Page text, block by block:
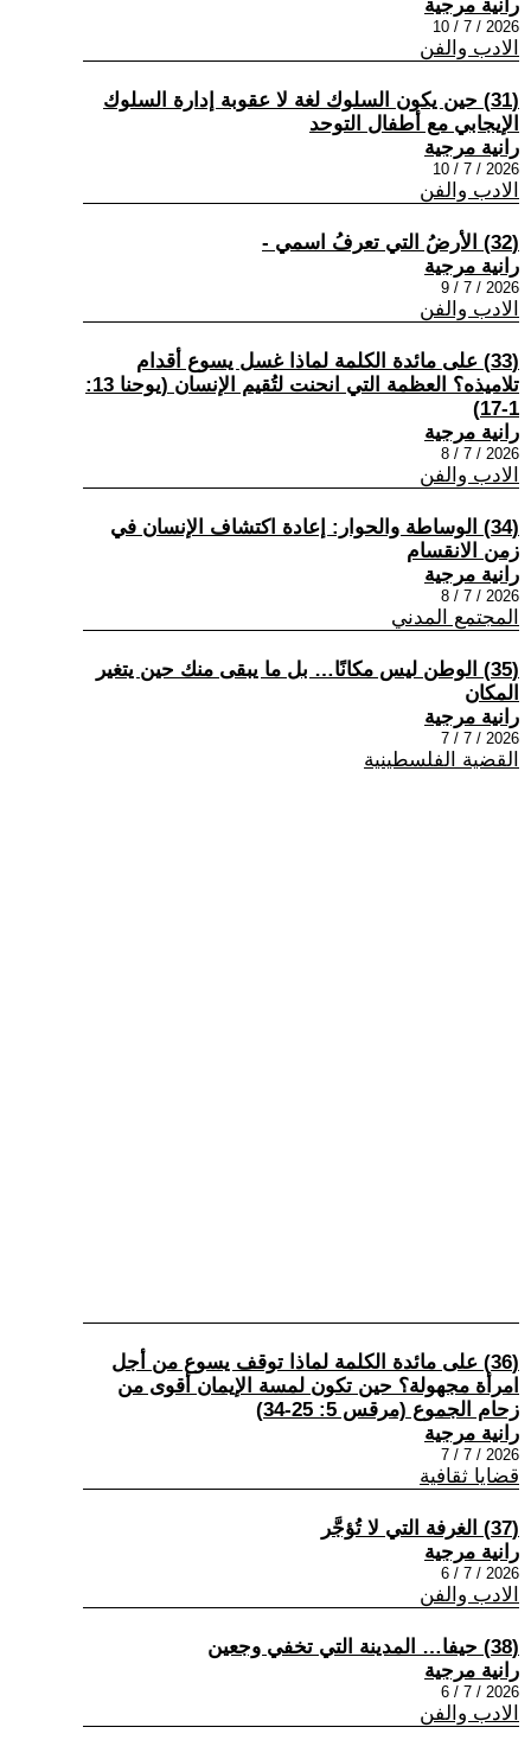
رانية مرجية
2026 / 7 / 10
الادب والفن
(31) حين يكون السلوك لغة لا عقوبة إدارة السلوك
الإيجابي مع أطفال التوحد
رانية مرجية
2026 / 7 / 10
الادب والفن
(32) الأرضُ التي تعرفُ اسمي -
رانية مرجية
2026 / 7 / 9
الادب والفن
(33) على مائدة الكلمة لماذا غسل يسوع أقدام
تلاميذه؟ العظمة التي انحنت لتُقيم الإنسان (يوحنا 13:
1-17)
رانية مرجية
2026 / 7 / 8
الادب والفن
(34) الوساطة والحوار: إعادة اكتشاف الإنسان في
زمن الانقسام
رانية مرجية
2026 / 7 / 8
المجتمع المدني
(35) الوطن ليس مكانًا… بل ما يبقى منك حين يتغير
المكان
رانية مرجية
2026 / 7 / 7
القضية الفلسطينية
(36) على مائدة الكلمة لماذا توقف يسوع من أجل
امرأة مجهولة؟ حين تكون لمسة الإيمان أقوى من
زحام الجموع (مرقس 5: 25-34)
رانية مرجية
2026 / 7 / 7
قضايا ثقافية
(37) الغرفة التي لا تُؤجَّر
رانية مرجية
2026 / 7 / 6
الادب والفن
(38) حيفا… المدينة التي تخفي وجعين
رانية مرجية
2026 / 7 / 6
الادب والفن